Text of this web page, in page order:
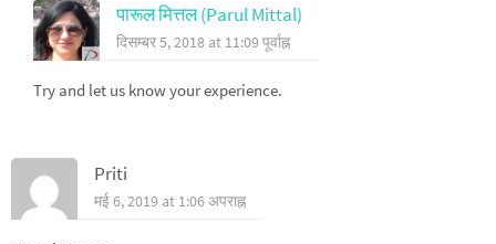
पारूल मित्तल (Parul Mittal)
दिसम्बर 5, 2018 at 11:09 पूर्वाह्न
Try and let us know your experience.
Priti
मई 6, 2019 at 1:06 अपराह्न